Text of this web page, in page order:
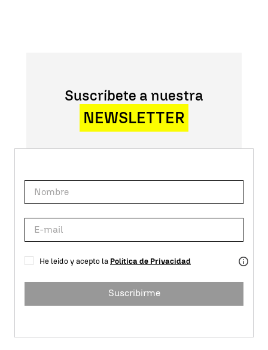
Suscríbete a nuestra
NEWSLETTER
He leído y acepto la Política de Privacidad
Suscribirme